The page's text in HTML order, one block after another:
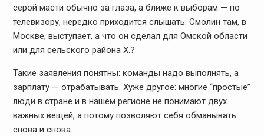
серой масти обычно за глаза, а ближе к выборам — по
телевизору, нередко приходится слышать: Смолин там, в
Москве, выступает, а что он сделал для Омской области
или для сельского района Х.?
Такие заявления понятны: команды надо выполнять, а
зарплату — отрабатывать. Хуже другое: многие “простые”
люди в стране и в нашем регионе не понимают двух
важных вещей, а потому позволяютсебя обманывать
снова и снова.